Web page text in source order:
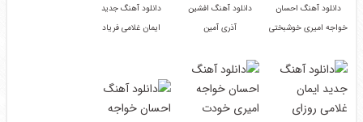
دانلود آهنگ احسان
خواجه امیری خوشبختی
دانلود آهنگ افشین
آذری آمین
دانلود آهنگ جدید
ایمان غلامی فریاد